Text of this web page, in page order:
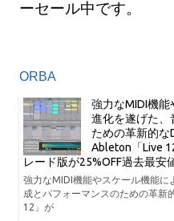
ーセール中です。
ORBA
強力なMIDI機
進化を遂げた、
ための革新的な
Ableton「Live
レード版が25%OFF過去最安
強力なMIDI機能やスケール機能に
成とパフォーマンスのための革
12」が